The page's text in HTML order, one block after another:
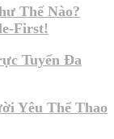
Thế Nào?
First!
Tuyến Đa
Yêu Thể Thao